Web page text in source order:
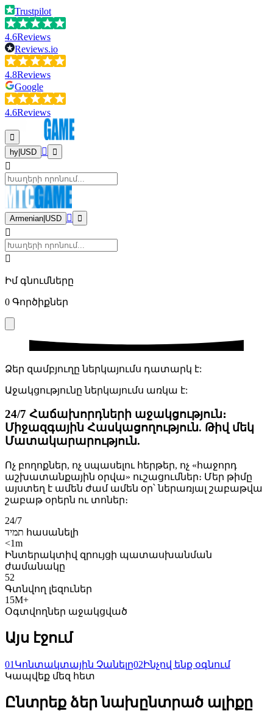
Trustpilot
4.6Reviews
Reviews.io
4.8Reviews
Google
4.6Reviews
hy USD
Armenian USD
Իմ գնումները
0 Գործիքներ
Ձեր զամբյուղը ներկայումս դատարկ է:
Աջակցությունը ներկայումս առկա է:
24/7 Հաճախորդների աջակցություն։
Միջազգային Հասկացողություն. Թիվ մեկ
Մատակարարություն.
Ոչ բողոքներ, ոչ սպասելու հերթեր, ոչ «հաջորդ
աշխատանքային օրվա» ուշացումներ։ Մեր թիմը
այստեղ է ամեն ժամ ամեն օր՝ ներառյալ շաբաթվա
շաբաթ օրերն ու տոներ։
24/7
תמיד հասանելի
<1m
Ինտերակտիվ զրույցի պատասխանման
ժամանակը
52
Գտնվող լեզուներ
15M+
Օգտվողներ աջակցված
Այս էջում
01 Կոնտակտային Չանելը02Ինչով ենք օգնում
Կապվեք մեզ հետ
Ընտրեք ձեր նախընտրած ալիքը